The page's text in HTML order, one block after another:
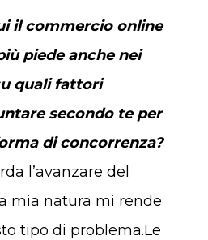
il commercio online
piede anche nei
quali fattori
secondo te per
di concorrenza?
l’avanzare del
mia natura mi rende
tipo di problema.Le